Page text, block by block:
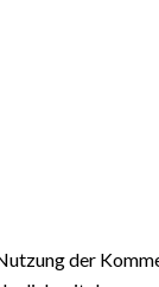
der